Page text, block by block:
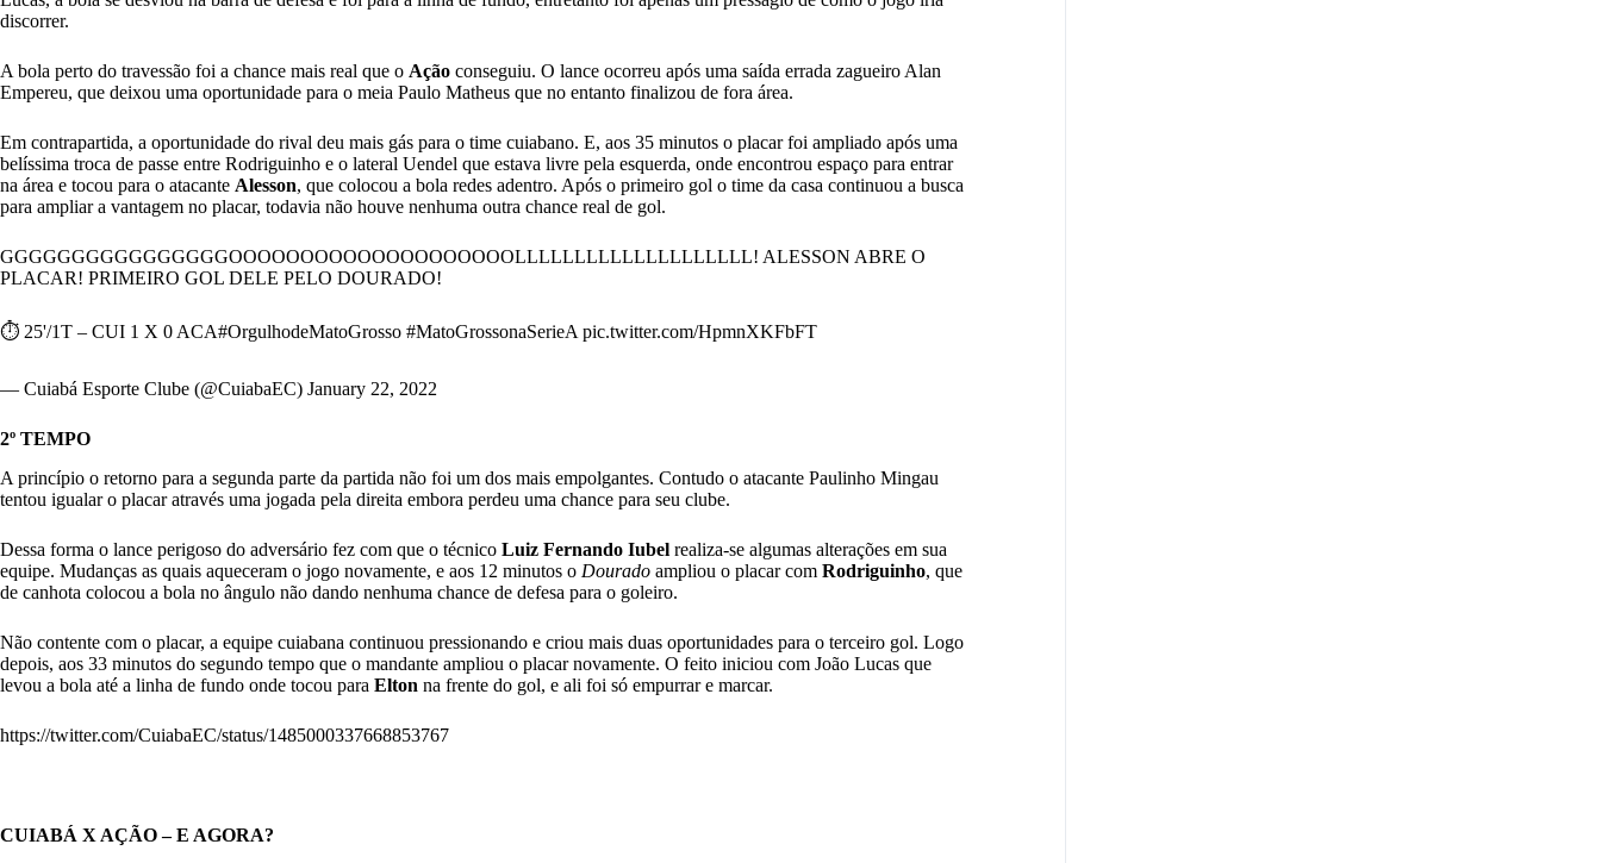
discorrer.
A bola perto do travessão foi a chance mais real que o Ação conseguiu. O lance ocorreu após uma saída errada zagueiro Alan
Empereu, que deixou uma oportunidade para o meia Paulo Matheus que no entanto finalizou de fora área.
Em contrapartida, a oportunidade do rival deu mais gás para o time cuiabano. E, aos 35 minutos o placar foi ampliado após uma
belíssima troca de passe entre Rodriguinho e o lateral Uendel que estava livre pela esquerda, onde encontrou espaço para entrar
na área e tocou para o atacante Alesson, que colocou a bola redes adentro. Após o primeiro gol o time da casa continuou a busca
para ampliar a vantagem no placar, todavia não houve nenhuma outra chance real de gol.
GGGGGGGGGGGGGGGGOOOOOOOOOOOOOOOOOOOOLLLLLLLLLLLLLLLLLLLL! ALESSON ABRE O
PLACAR! PRIMEIRO GOL DELE PELO DOURADO!
⏱️ 25'/1T – CUI 1 X 0 ACA#OrgulhodeMatoGrosso #MatoGrossonaSerieA pic.twitter.com/HpmnXKFbFT
— Cuiabá Esporte Clube (@CuiabaEC) January 22, 2022
2º TEMPO
A princípio o retorno para a segunda parte da partida não foi um dos mais empolgantes. Contudo o atacante Paulinho Mingau
tentou igualar o placar através uma jogada pela direita embora perdeu uma chance para seu clube.
Dessa forma o lance perigoso do adversário fez com que o técnico Luiz Fernando Iubel realiza-se algumas alterações em sua
equipe. Mudanças as quais aqueceram o jogo novamente, e aos 12 minutos o Dourado ampliou o placar com Rodriguinho, que
de canhota colocou a bola no ângulo não dando nenhuma chance de defesa para o goleiro.
Não contente com o placar, a equipe cuiabana continuou pressionando e criou mais duas oportunidades para o terceiro gol. Logo
depois, aos 33 minutos do segundo tempo que o mandante ampliou o placar novamente. O feito iniciou com João Lucas que
levou a bola até a linha de fundo onde tocou para Elton na frente do gol, e ali foi só empurrar e marcar.
https://twitter.com/CuiabaEC/status/1485000337668853767
CUIABÁ X AÇÃO – E AGORA?